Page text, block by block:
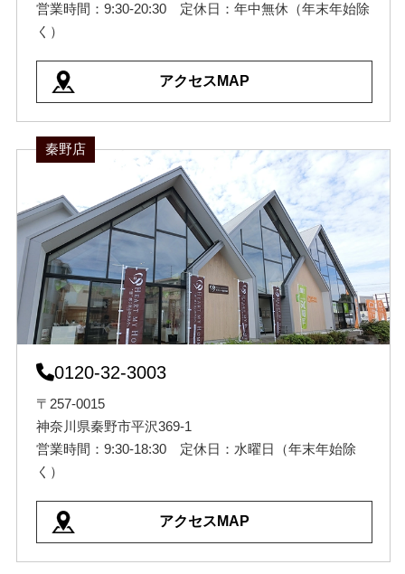
営業時間：9:30-20:30 定休日：年中無休（年末年始除
く）
アクセスMAP
秦野店
0120-32-3003
〒257-0015
神奈川県秦野市平沢369-1
営業時間：9:30-18:30 定休日：水曜日（年末年始除
く）
アクセスMAP